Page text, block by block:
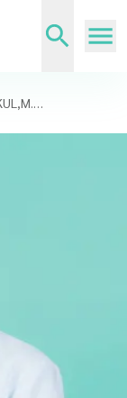
PUMIBAL WETPIRIYAKUL,M.D.